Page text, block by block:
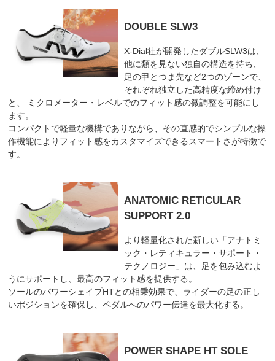
DOUBLE SLW3
X-Dial社が開発したダブルSLW3は、
他に類を見ない独自の構造を持ち、
足の甲とつま先など2つのゾーンで、
それぞれ独立した高精度な締め付け
と、 ミクロメーター・レベルでのフィット感の微調整を可能にし
ます。
コンパクトで軽量な機構でありながら、その直感的でシンプルな操
作機能によりフィット感をカスタマイズできるスマートさが特徴で
す。
ANATOMIC RETICULAR
SUPPORT 2.0
より軽量化された新しい「アナトミ
ック・レティキュラー・サポート・
テクノロジー」は、足を包み込むよ
うにサポートし、最高のフィット感を提供する。
ソールのパワーシェイプHTとの相乗効果で、ライダーの足の正し
いポジションを確保し、ペダルへのパワー伝達を最大化する。
POWER SHAPE HT SOLE